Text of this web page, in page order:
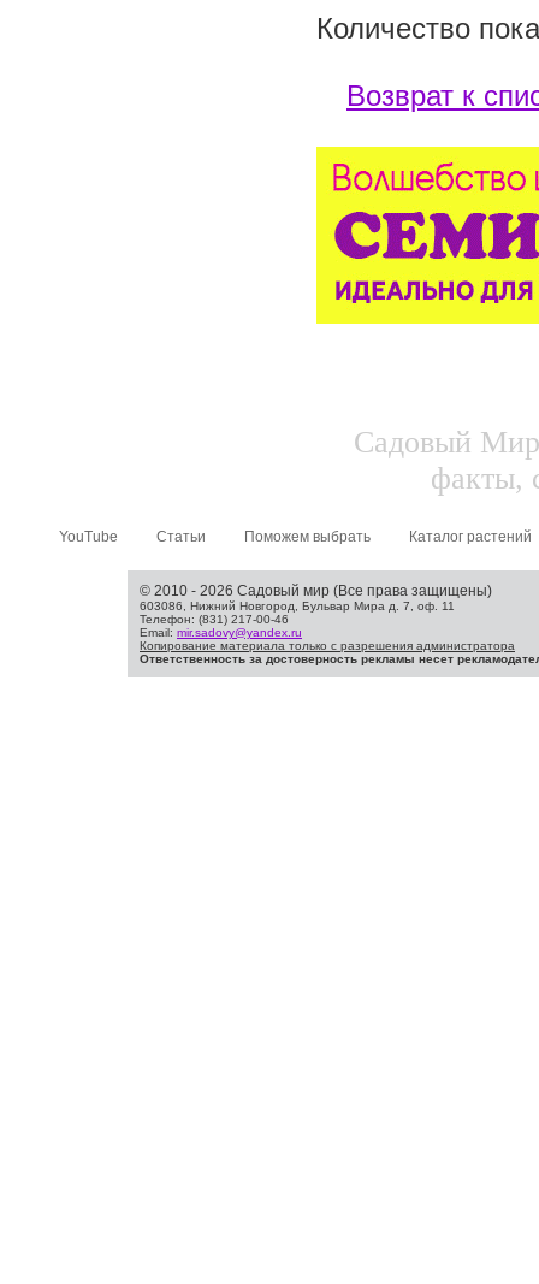
Количество
Возврат к
Садовый
факты,
YouTube Статьи Поможем выбрать Каталог растений
© 2010 - 2026 Садовый мир (Все права защищены)
603086, Нижний Новгород, Бульвар Мира д. 7, оф. 11
Телефон: (831) 217-00-46
Email: mir.sadovy@yandex.ru
Копирование материала только с разрешения администратора
Ответственность за достоверность рекламы несет